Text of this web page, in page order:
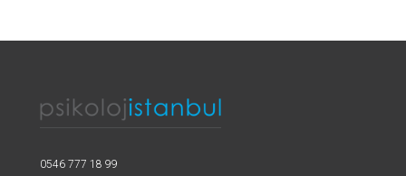
0546 777 18 99